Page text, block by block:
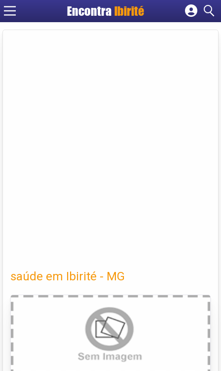
EncontraIbirité
Cadastrar empresa
saúde em Ibirité - MG